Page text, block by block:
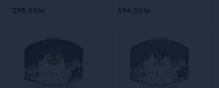
298,00 kr 596,00 kr